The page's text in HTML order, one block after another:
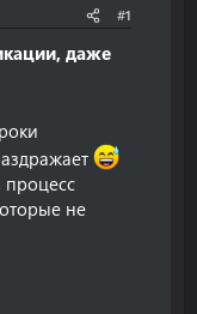
#1
даже
процесс
не